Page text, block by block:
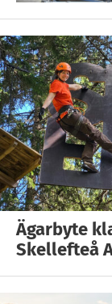
Ägarbyte
Skellefteå